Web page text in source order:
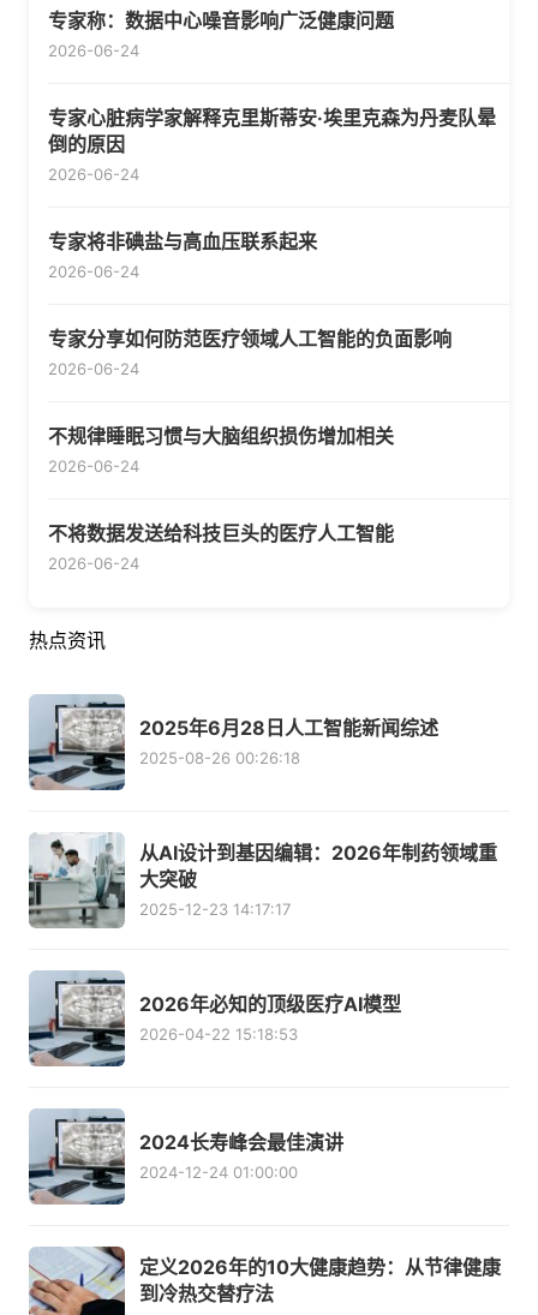
专家称：数据中心噪音影响广泛健康问题
2026-06-24
专家心脏病学家解释克里斯蒂安·埃里克森为丹麦队晕
倒的原因
2026-06-24
专家将非碘盐与高血压联系起来
2026-06-24
专家分享如何防范医疗领域人工智能的负面影响
2026-06-24
不规律睡眠习惯与大脑组织损伤增加相关
2026-06-24
不将数据发送给科技巨头的医疗人工智能
2026-06-24
热点资讯
2025年6月28日人工智能新闻综述
2025-08-26 00:26:18
从AI设计到基因编辑：2026年制药领域重
大突破
2025-12-23 14:17:17
2026年必知的顶级医疗AI模型
2026-04-22 15:18:53
2024长寿峰会最佳演讲
2024-12-24 01:00:00
定义2026年的10大健康趋势：从节律健康
到冷热交替疗法